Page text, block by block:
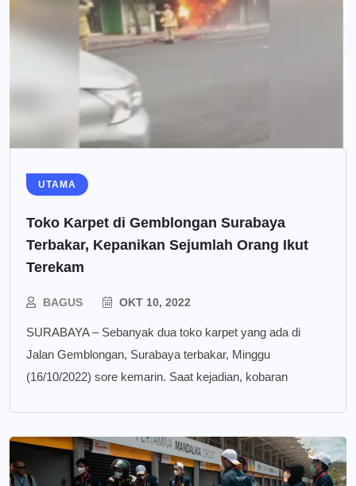
UTAMA
Toko Karpet di Gemblongan Surabaya
Terbakar, Kepanikan Sejumlah Orang Ikut
Terekam
BAGUS OKT 10, 2022
SURABAYA – Sebanyak dua toko karpet yang ada di
Jalan Gemblongan, Surabaya terbakar, Minggu
(16/10/2022) sore kemarin. Saat kejadian, kobaran